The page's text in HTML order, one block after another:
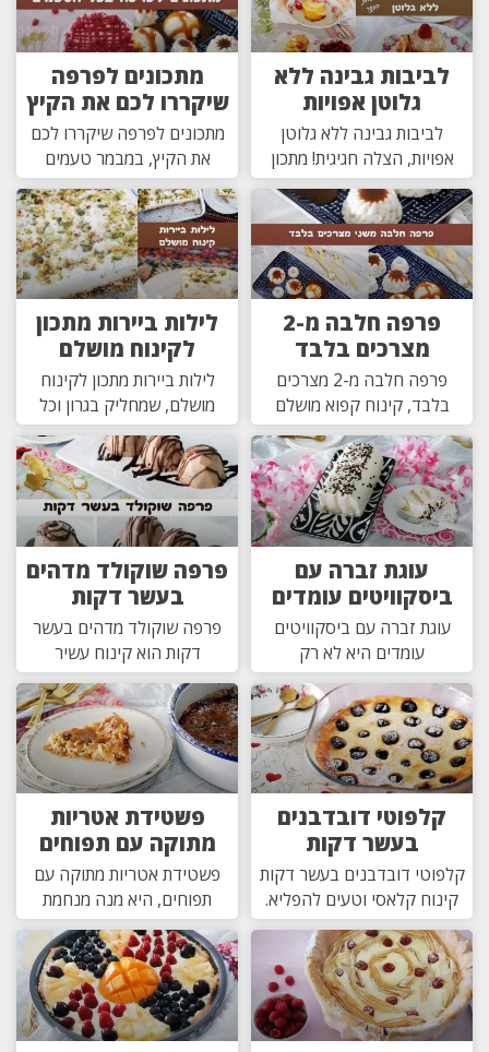
לביבות גבינה ללא
גלוטן אפויות
לביבות גבינה ללא גלוטן
אפויות, הצלה חגיגית! מתכון
מתכונים לפרפה
שיקררו לכם את הקיץ
מתכונים לפרפה שיקררו לכם
את הקיץ, במבמר טעמים
פרפה חלבה מ-2
מצרכים בלבד
פרפה חלבה מ-2 מצרכים
בלבד, קינוח קפוא מושלם
לילות ביירות מתכון
לקינוח מושלם
לילות ביירות מתכון לקינוח
מושלם, שמחליק בגרון וכל
עוגת זברה עם
ביסקוויטים עומדים
עוגת זברה עם ביסקוויטים
עומדים היא לא רק
פרפה שוקולד מדהים
בעשר דקות
פרפה שוקולד מדהים בעשר
דקות הוא קינוח עשיר
קלפוטי דובדבנים
בעשר דקות
קלפוטי דובדבנים בעשר דקות
קינוח קלאסי וטעים להפליא.
פשטידת אטריות
מתוקה עם תפוחים
פשטידת אטריות מתוקה עם
תפוחים, היא מנה מנחמת